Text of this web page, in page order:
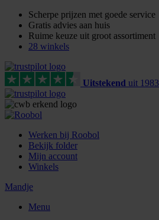
Scherpe prijzen met goede service
Gratis advies aan huis
Ruime keuze uit groot assortiment
28 winkels
Uitstekend uit 1983
Werken bij Roobol
Bekijk folder
Mijn account
Winkels
Mandje
Menu